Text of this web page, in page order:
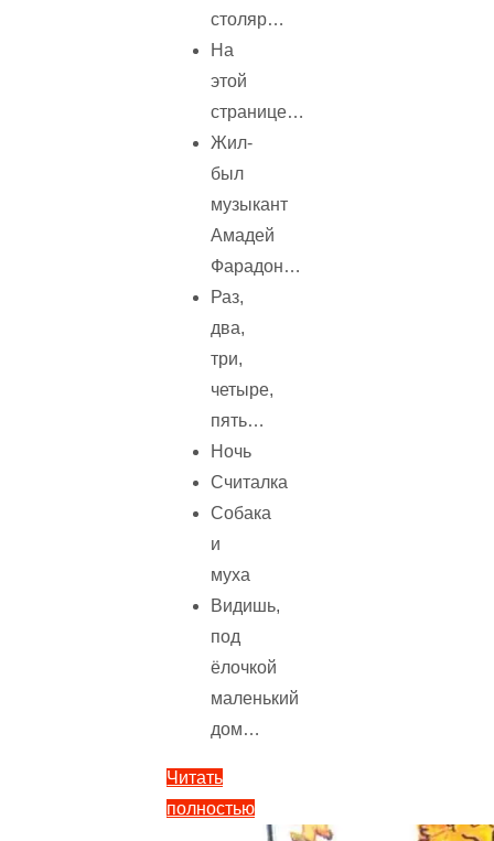
столяр…
На
этой
странице…
Жил-
был
музыкант
Амадей
Фарадон…
Раз,
два,
три,
четыре,
пять…
Ночь
Считалка
Собака
и
муха
Видишь,
под
ёлочкой
маленький
дом…
Читать
полностью